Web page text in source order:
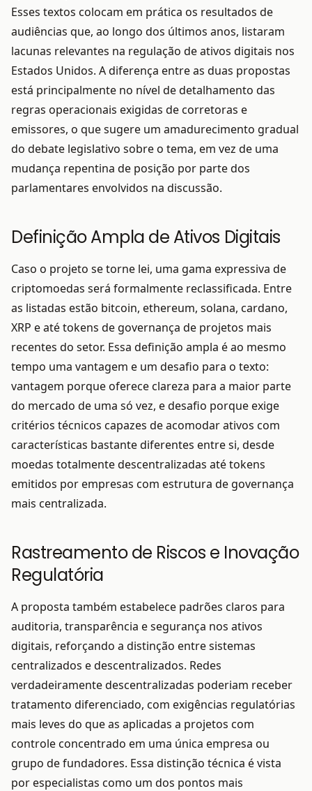
Esses textos colocam em prática os resultados de
audiências que, ao longo dos últimos anos, listaram
lacunas relevantes na regulação de ativos digitais nos
Estados Unidos. A diferença entre as duas propostas
está principalmente no nível de detalhamento das
regras operacionais exigidas de corretoras e
emissores, o que sugere um amadurecimento gradual
do debate legislativo sobre o tema, em vez de uma
mudança repentina de posição por parte dos
parlamentares envolvidos na discussão.
Definição Ampla de Ativos Digitais
Caso o projeto se torne lei, uma gama expressiva de
criptomoedas será formalmente reclassificada. Entre
as listadas estão bitcoin, ethereum, solana, cardano,
XRP e até tokens de governança de projetos mais
recentes do setor. Essa definição ampla é ao mesmo
tempo uma vantagem e um desafio para o texto:
vantagem porque oferece clareza para a maior parte
do mercado de uma só vez, e desafio porque exige
critérios técnicos capazes de acomodar ativos com
características bastante diferentes entre si, desde
moedas totalmente descentralizadas até tokens
emitidos por empresas com estrutura de governança
mais centralizada.
Rastreamento de Riscos e Inovação
Regulatória
A proposta também estabelece padrões claros para
auditoria, transparência e segurança nos ativos
digitais, reforçando a distinção entre sistemas
centralizados e descentralizados. Redes
verdadeiramente descentralizadas poderiam receber
tratamento diferenciado, com exigências regulatórias
mais leves do que as aplicadas a projetos com
controle concentrado em uma única empresa ou
grupo de fundadores. Essa distinção técnica é vista
por especialistas como um dos pontos mais